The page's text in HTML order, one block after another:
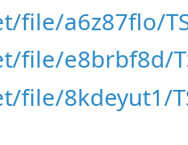
file/a6z87flo/
file/e8brbf8d/
file/8kdeyut1/